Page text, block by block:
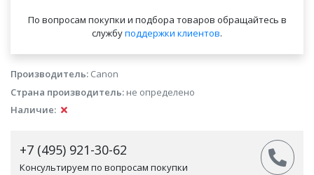
По вопросам покупки и подбора товаров обращайтесь в
службуподдержки клиентов.
Производитель: Canon
Страна производитель: не определено
Наличие:
+7 (495) 921-30-62
Консультируем по вопросам покупки